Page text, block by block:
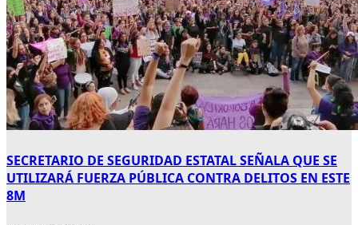
SECRETARIO DE SEGURIDAD ESTATAL SEÑALA QUE SE
UTILIZARÁ FUERZA PÚBLICA CONTRA DELITOS EN ESTE
8M